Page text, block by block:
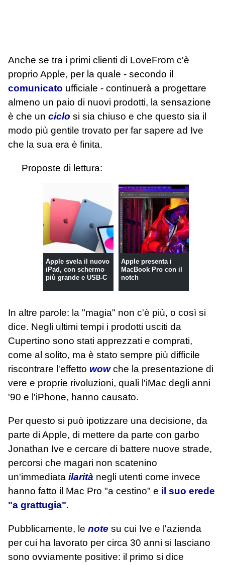
Anche se tra i primi clienti di LoveFrom c'è
proprio Apple, per la quale - secondo il
comunicato ufficiale - continuerà a progettare
almeno un paio di nuovi prodotti, la sensazione
è che un ciclo si sia chiuso e che questo sia il
modo più gentile trovato per far sapere ad Ive
che la sua era è finita.
Proposte di lettura:
Apple svela il nuovo
iPad, con schermo
più grande e USB-C
Apple presenta i
MacBook Pro con il
notch
In altre parole: la "magia" non c'è più, o così si
dice. Negli ultimi tempi i prodotti usciti da
Cupertino sono stati apprezzati e comprati,
come al solito, ma è stato sempre più difficile
riscontrare l'effetto wowche la presentazione di
vere e proprie rivoluzioni, quali l'iMac degli anni
'90 e l'iPhone, hanno causato.
Per questo si può ipotizzare una decisione, da
parte di Apple, di mettere da parte con garbo
Jonathan Ive e cercare di battere nuove strade,
percorsi che magari non scatenino
un'immediata ilarità negli utenti come invece
hanno fatto il Mac Pro "a cestino" e il suo erede
"a grattugia".
Pubblicamente, le note su cui Ive e l'azienda
per cui ha lavorato per circa 30 anni si lasciano
sono ovviamente positive: il primo si dice